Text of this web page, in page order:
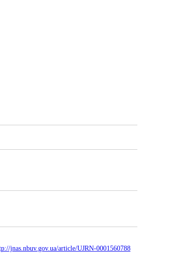
jnas.nbuv.gov.ua/article/UJRN-0001560788